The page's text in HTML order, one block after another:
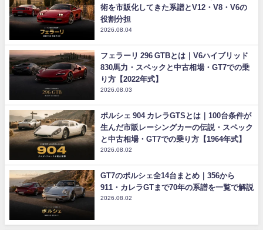
術を市販化してきた系譜とV12・V8・V6の
役割分担
2026.08.04
フェラーリ 296 GTBとは｜V6ハイブリッド
830馬力・スペックと中古相場・GT7での乗
り方【2022年式】
2026.08.03
ポルシェ 904 カレラGTSとは｜100台条件が
生んだ市販レーシングカーの伝説・スペック
と中古相場・GT7での乗り方【1964年式】
2026.08.02
GT7のポルシェ全14台まとめ｜356から
911・カレラGTまで70年の系譜を一覧で解説
2026.08.02